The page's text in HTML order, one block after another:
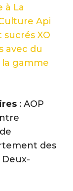
à La
Api
sucrés XO
avec du
gamme
: AOP
des